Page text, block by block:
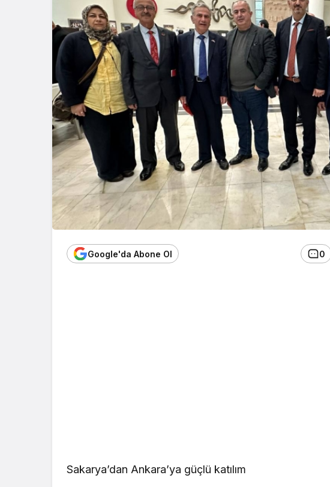
Google'da Abone Ol 0
Sakarya’dan Ankara’ya güçlü katılım